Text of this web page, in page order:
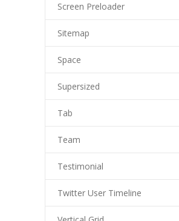
OGS & Betreuung
-- OGS
-- Betreuung
---- Frühbetreuung
---- Betreuung bis 14:00 Uhr
Elterninfos
-- Unsere Kommunikationswege
Screen Preloader
Sitemap
Space
Supersized
Tab
Team
Testimonial
Twitter User Timeline